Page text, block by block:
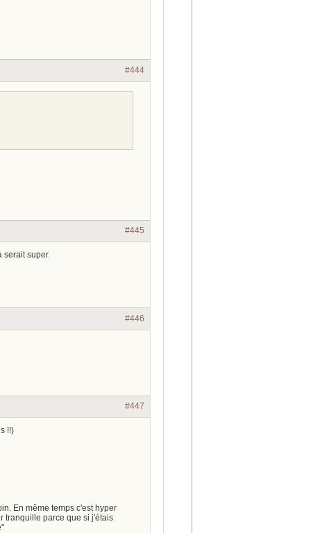
#444
#445
serait super.
#446
#447
!!)
En même temps c'est hyper
tranquille parce que si j'étais